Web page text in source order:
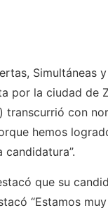
Simultáneas
por la ciudad de
transcurrió con
hemos
que su
“Estamos